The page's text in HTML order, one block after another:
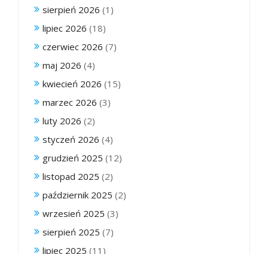
sierpień 2026 (1)
lipiec 2026 (18)
czerwiec 2026 (7)
maj 2026 (4)
kwiecień 2026 (15)
marzec 2026 (3)
luty 2026 (2)
styczeń 2026 (4)
grudzień 2025 (12)
listopad 2025 (2)
październik 2025 (2)
wrzesień 2025 (3)
sierpień 2025 (7)
lipiec 2025 (11)